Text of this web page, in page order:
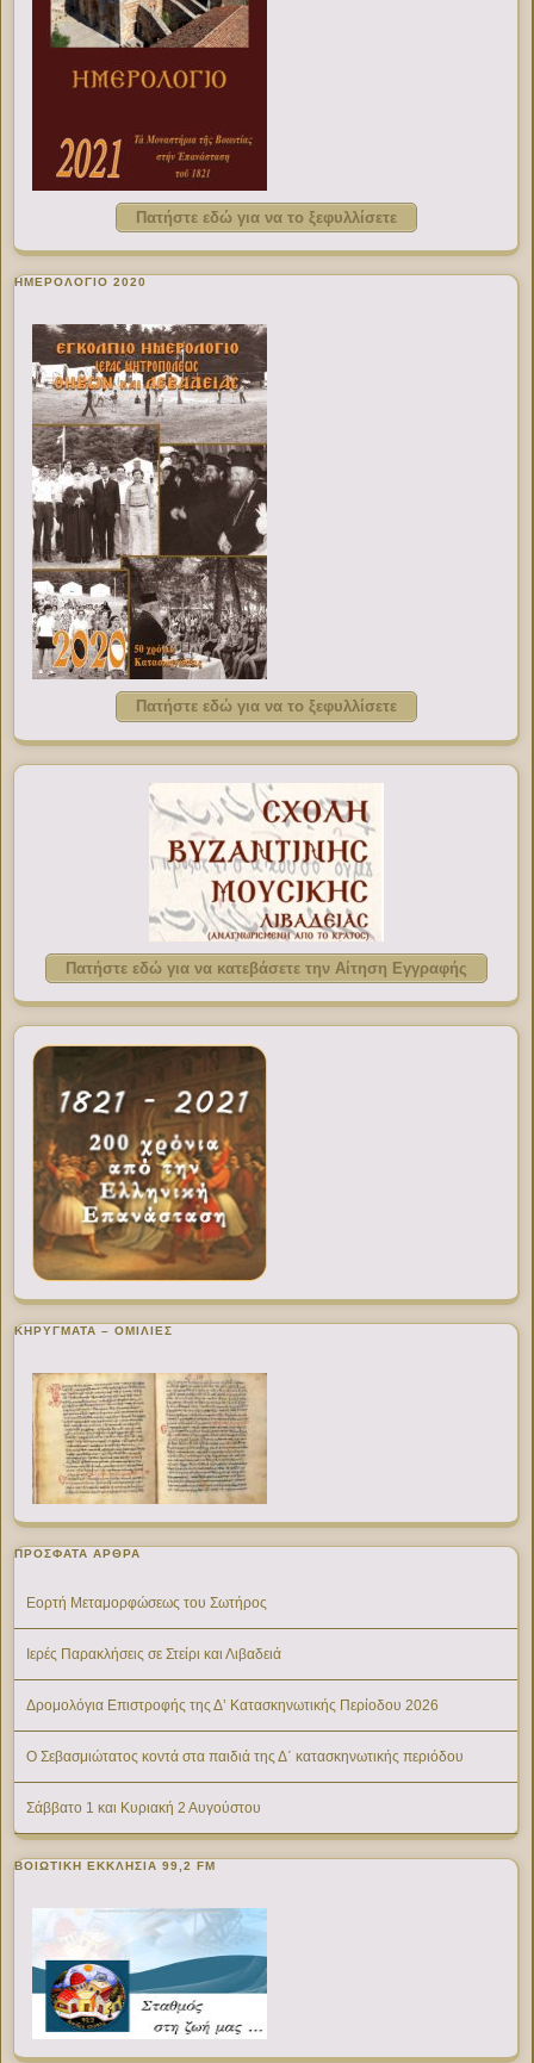
Πατήστε εδώ για να το ξεφυλλίσετε
ΗΜΕΡΟΛΟΓΙΟ 2020
Πατήστε εδώ για να το ξεφυλλίσετε
Πατήστε εδώ για να κατεβάσετε την Αίτηση Εγγραφής
ΚΗΡΥΓΜΑΤΑ – ΟΜΙΛΙΕΣ
ΠΡΌΣΦΑΤΑ ΆΡΘΡΑ
Εορτή Μεταμορφώσεως του Σωτήρος
Ιερές Παρακλήσεις σε Στείρι και Λιβαδειά
Δρομολόγια Επιστροφής της Δ’ Κατασκηνωτικής Περίοδου 2026
Ο Σεβασμιώτατος κοντά στα παιδιά της Δ΄ κατασκηνωτικής περιόδου
Σάββατο 1 και Κυριακή 2 Αυγούστου
ΒΟΙΩΤΙΚΉ ΕΚΚΛΗΣΊΑ 99,2 FM